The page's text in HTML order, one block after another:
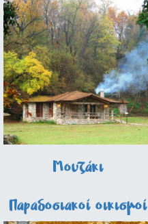
Μουζάκι
Παραδοσιακοί οικισμοί